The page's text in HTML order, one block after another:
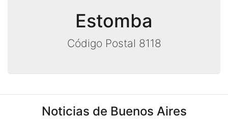
Estomba
Código Postal 8118
Noticias de Buenos Aires